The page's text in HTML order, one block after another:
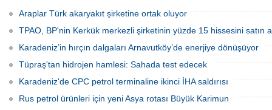
nazım ve uygulama imar planı
değişiklikleri Çevre, Şehircilik ve İklim
Değişikliği Bakanlığı tarafından
Araplar Türk akaryakıt şirketine ortak oluyor
TPAO, BP'nin Kerkük merkezli şirketinin yüzde 15 hissesini satın
Karadeniz’in hırçın dalgaları Arnavutköy’de enerjiye dönüşüyor
Tüpraş'tan hidrojen hamlesi: Sahada test edecek
Karadeniz'de CPC petrol terminaline ikinci İHA saldırısı
Rus petrol ürünleri için yeni Asya rotası Büyük Karimun